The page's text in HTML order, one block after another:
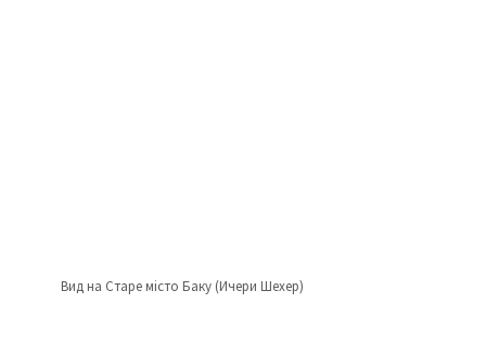
Вид на Старе місто Баку (Ичери Шехер)